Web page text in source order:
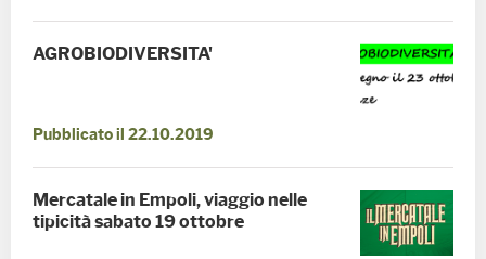
AGROBIODIVERSITA'
Pubblicato il 22.10.2019
Mercatale in Empoli, viaggio nelle
tipicità sabato 19 ottobre